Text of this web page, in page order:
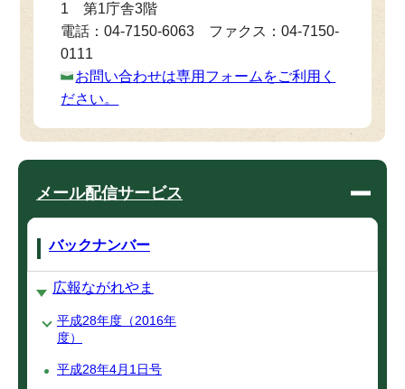
1 第1庁舎3階
電話：04-7150-6063 ファクス：04-7150-
0111
お問い合わせは専用フォームをご利用く
ださい。
メール配信サービス
バックナンバー
広報ながれやま
平成28年度（2016年
度）
平成28年4月1日号